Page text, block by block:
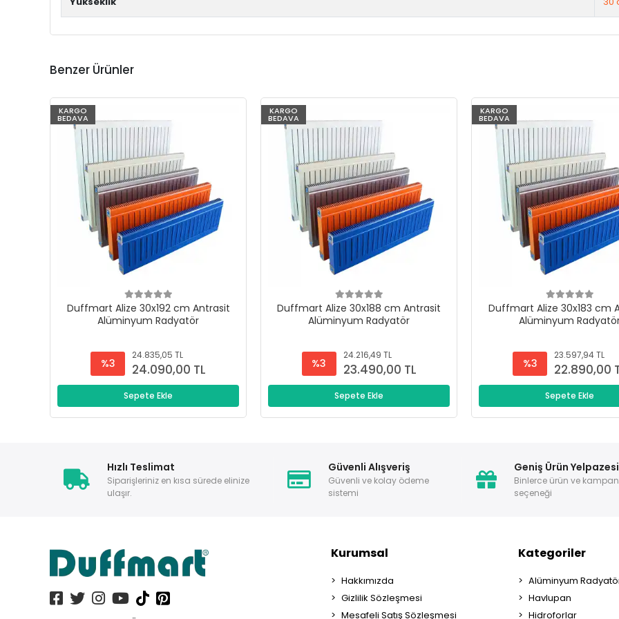
Benzer Ürünler
KARGO
BEDAVA
Duffmart Alize 30x192 cm Antrasit
Alüminyum Radyatör
%3
24.835,05 TL
24.090,00 TL
Sepete Ekle
KARGO
BEDAVA
Duffmart Alize 30x188 cm Antrasit
Alüminyum Radyatör
%3
24.216,49 TL
23.490,00 TL
Sepete Ekle
KARGO
BEDAVA
Duffmart Alize 30x183 cm
Alüminyum
%3
23.597,94 TL
22.890,00
Sepete Ekle
Hızlı Teslimat
Siparişleriniz en kısa sürede elinize
ulaşır.
Güvenli Alışveriş
Güvenli ve kolay ödeme
sistemi
Geniş Ürün Yelpazesi
Binlerce ürün ve
seçeneği
Kurumsal
Hakkımızda
Gizlilik Sözleşmesi
Mesafeli Satış Sözleşmesi
Kategoriler
Alüminyum
Havlupan
Hidroforlar